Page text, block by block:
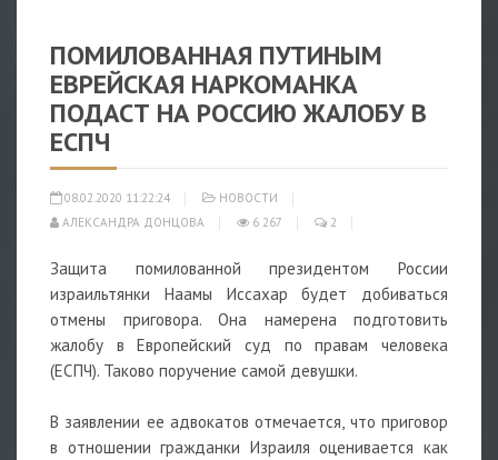
ПОМИЛОВАННАЯ ПУТИНЫМ
ЕВРЕЙСКАЯ НАРКОМАНКА
ПОДАСТ НА РОССИЮ ЖАЛОБУ В
ЕСПЧ
08.02.2020 11:22:24
НОВОСТИ
АЛЕКСАНДРА ДОНЦОВА
6 267 2
Защита помилованной президентом России
израильтянки Наамы Иссахар будет добиваться
отмены приговора. Она намерена подготовить
жалобу в Европейский суд по правам человека
(ЕСПЧ). Таково поручение самой девушки.
В заявлении ее адвокатов отмечается, что приговор
в отношении гражданки Израиля оценивается как